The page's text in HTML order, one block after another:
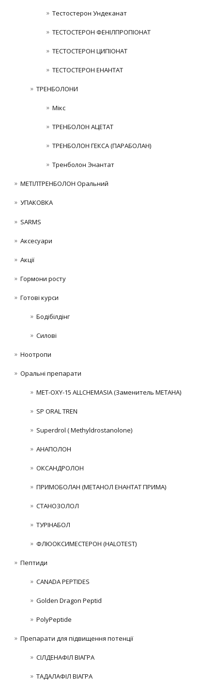
Тестостерон Ундеканат
ТЕСТОСТЕРОН ФЕНІЛПРОПІОНАТ
ТЕСТОСТЕРОН ЦИПІОНАТ
ТЕСТОСТЕРОН ЕНАНТАТ
ТРЕНБОЛОНИ
Мікс
ТРЕНБОЛОН АЦЕТАТ
ТРЕНБОЛОН ГЕКСА (ПАРАБОЛАН)
Тренболон Энантат
МЕТІЛТРЕНБОЛОН Оральний
УПАКОВКА
SARMS
Аксесуари
Акції
Гормони росту
Готові курси
Бодібілдінг
Силові
Ноотропи
Оральні препарати
MET-OXY-15 ALLCHEMASIA (Заменитель МЕТАНА)
SP ORAL TREN
Superdrol ( Methyldrostanolone)
АНАПОЛОН
ОКСАНДРОЛОН
ПРИМОБОЛАН (МЕТАНОЛ ЕНАНТАТ ПРИМА)
СТАНОЗОЛОЛ
ТУРІНАБОЛ
ФЛЮОКСИМЕСТЕРОН (HALOTEST)
Пептиди
CANADA PEPTIDES
Golden Dragon Peptid
PolyPeptide
Препарати для підвищення потенції
СІЛДЕНАФІЛ ВІАГРА
ТАДАЛАФІЛ ВІАГРА